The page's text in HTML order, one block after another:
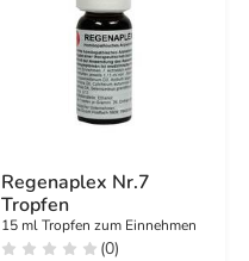
Regenaplex Nr.7
Tropfen
15 ml Tropfen zum Einnehmen
(0)